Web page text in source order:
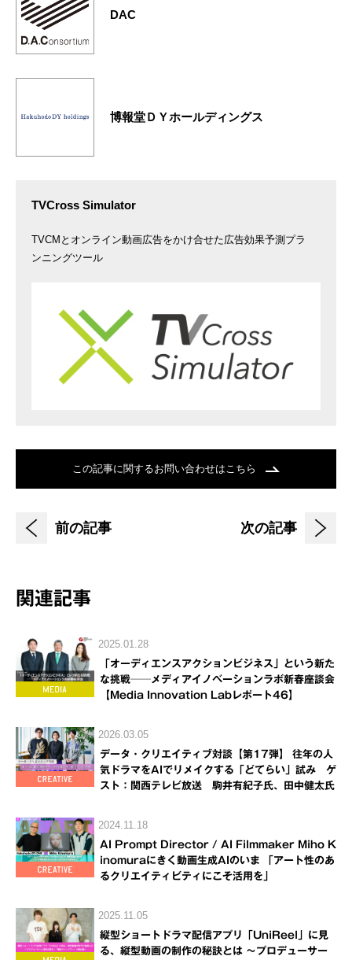
DAC
博報堂ＤＹホールディングス
TVCross Simulator
TVCMとオンライン動画広告をかけ合せた広告効果予測プラ
ンニングツール
この記事に関するお問い合わせはこちら
前の記事 次の記事
関連記事
2025.01.28
「オーディエンスアクションビジネス」という新た
な挑戦──メディアイノベーションラボ新春座談会
【Media Innovation Labレポート46】
2026.03.05
データ・クリエイティブ対談【第17弾】 往年の人
気ドラマをAIでリメイクする「どてらい」試み ゲ
スト：関西テレビ放送 駒井有紀子氏、田中健太氏
2024.11.18
AI Prompt Director / AI Filmmaker Miho K
inomuraにきく動画生成AIのいま 「アート性のあ
るクリエイティビティにこそ活用を」
2025.11.05
縦型ショートドラマ配信アプリ「UniReel」に見
る、縦型動画の制作の秘訣とは ～プロデューサー